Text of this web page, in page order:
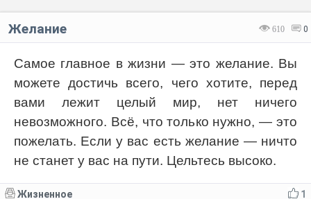
610 0
Желание
Самое главное в жизни — это желание. Вы
можете достичь всего, чего хотите, перед
вами лежит целый мир, нет ничего
невозможного. Всё, что только нужно, — это
пожелать. Если у вас есть желание — ничто
не станет у вас на пути. Цельтесь высоко.
1
Жизненное